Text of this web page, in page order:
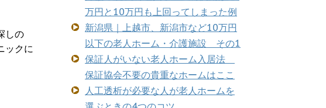
しの
ックに
万円と10万円も上回ってしまった例
新潟県｜上越市、新潟市など10万円
以下の老人ホーム・介護施設 その1
保証人がいない老人ホーム入居法
保証協会不要の貴重なホームはここ
人工透析が必要な人が老人ホームを